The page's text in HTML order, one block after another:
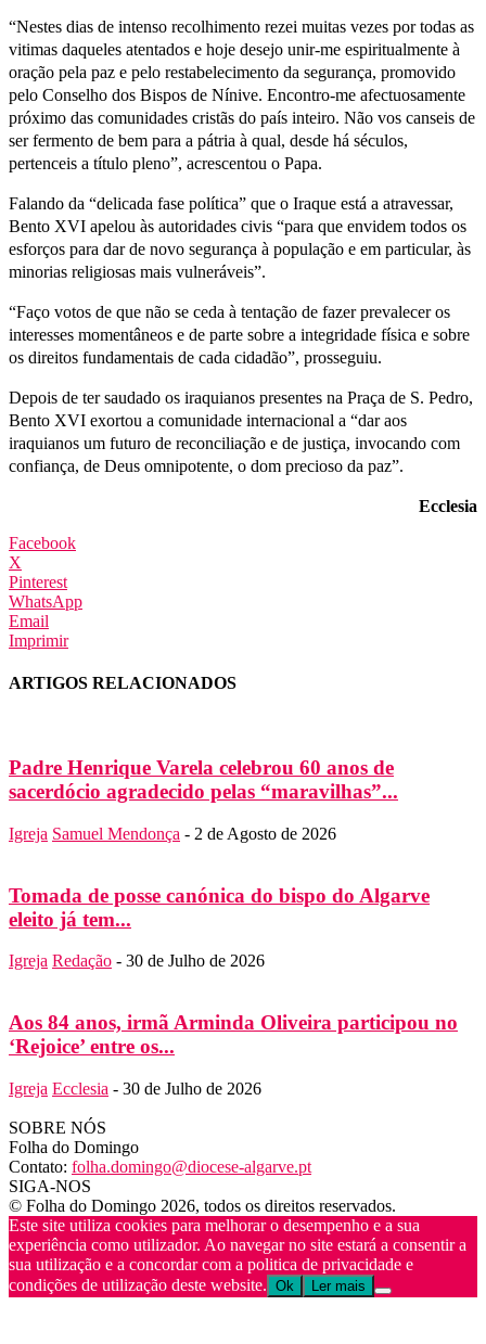
“Nestes dias de intenso recolhimento rezei muitas vezes por todas as
vitimas daqueles atentados e hoje desejo unir-me espiritualmente à
oração pela paz e pelo restabelecimento da segurança, promovido
pelo Conselho dos Bispos de Nínive. Encontro-me afectuosamente
próximo das comunidades cristãs do país inteiro. Não vos canseis de
ser fermento de bem para a pátria à qual, desde há séculos,
pertenceis a título pleno”, acrescentou o Papa.
Falando da “delicada fase política” que o Iraque está a atravessar,
Bento XVI apelou às autoridades civis “para que envidem todos os
esforços para dar de novo segurança à população e em particular, às
minorias religiosas mais vulneráveis”.
“Faço votos de que não se ceda à tentação de fazer prevalecer os
interesses momentâneos e de parte sobre a integridade física e sobre
os direitos fundamentais de cada cidadão”, prosseguiu.
Depois de ter saudado os iraquianos presentes na Praça de S. Pedro,
Bento XVI exortou a comunidade internacional a “dar aos
iraquianos um futuro de reconciliação e de justiça, invocando com
confiança, de Deus omnipotente, o dom precioso da paz”.
Ecclesia
Facebook
X
Pinterest
WhatsApp
Email
Imprimir
ARTIGOS RELACIONADOS
Padre Henrique Varela celebrou 60 anos de
sacerdócio agradecido pelas “maravilhas”...
Igreja Samuel Mendonça - 2 de Agosto de 2026
Tomada de posse canónica do bispo do Algarve
eleito já tem...
Igreja Redação - 30 de Julho de 2026
Aos 84 anos, irmã Arminda Oliveira participou no
‘Rejoice’ entre os...
Igreja Ecclesia - 30 de Julho de 2026
SOBRE NÓS
Folha do Domingo
Contato: folha.domingo@diocese-algarve.pt
SIGA-NOS
© Folha do Domingo 2026, todos os direitos reservados.
Este site utiliza cookies para melhorar o desempenho e a sua
experiência como utilizador. Ao navegar no site estará a consentir a
sua utilização e a concordar com a politica de privacidade e
condições de utilização deste website. Ok Ler mais